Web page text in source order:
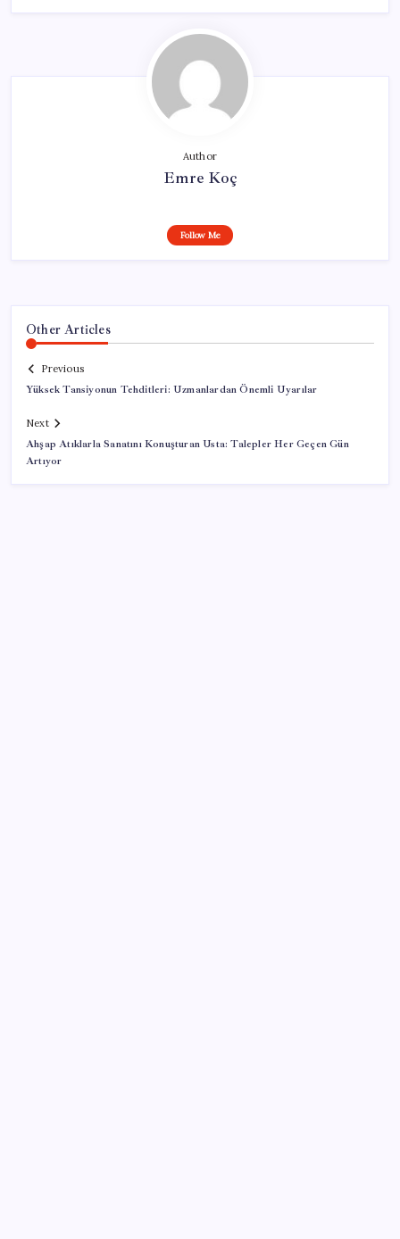
Author
Emre Koç
Follow Me
Other Articles
Previous
Yüksek Tansiyonun Tehditleri: Uzmanlardan Önemli Uyarılar
Next
Ahşap Atıklarla Sanatını Konuşturan Usta: Talepler Her Geçen Gün
Artıyor